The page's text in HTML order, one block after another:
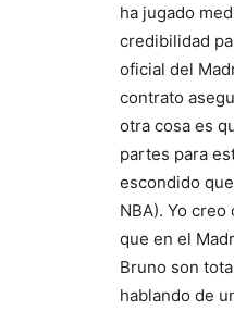
ha jugado
credibilidad
oficial del
contrato
otra cosa es
partes para
escondido
NBA). Yo
que en el
Bruno son
hablando de